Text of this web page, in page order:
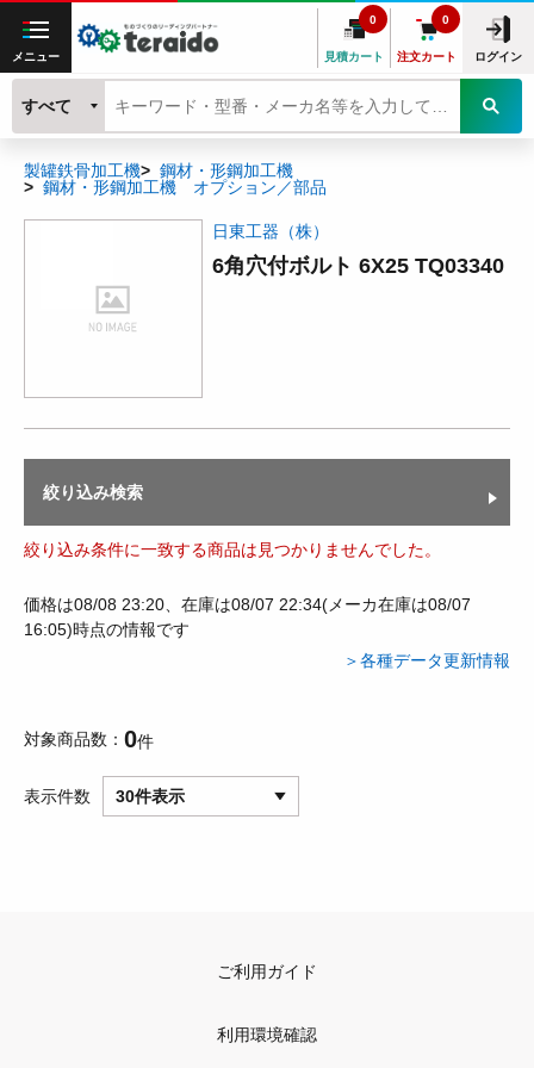
メニュー 見積カート
0
注文カート
0
ログイン
すべて
製罐鉄骨加工機
鋼材・形鋼加工機
鋼材・形鋼加工機 オプション／部品
日東工器（株）
6角穴付ボルト 6X25 TQ03340
絞り込み検索
絞り込み条件に一致する商品は見つかりませんでした。
価格は08/08 23:20、在庫は08/07 22:34(メーカ在庫は08/07
16:05)時点の情報です
＞各種データ更新情報
対象商品数 0件
表示件数 30件表示
ご利用ガイド
利用環境確認